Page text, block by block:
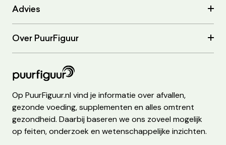
Advies
Over PuurFiguur
Op PuurFiguur.nl vind je informatie over afvallen,
gezonde voeding, supplementen en alles omtrent
gezondheid. Daarbij baseren we ons zoveel mogelijk
op feiten, onderzoek en wetenschappelijke inzichten.